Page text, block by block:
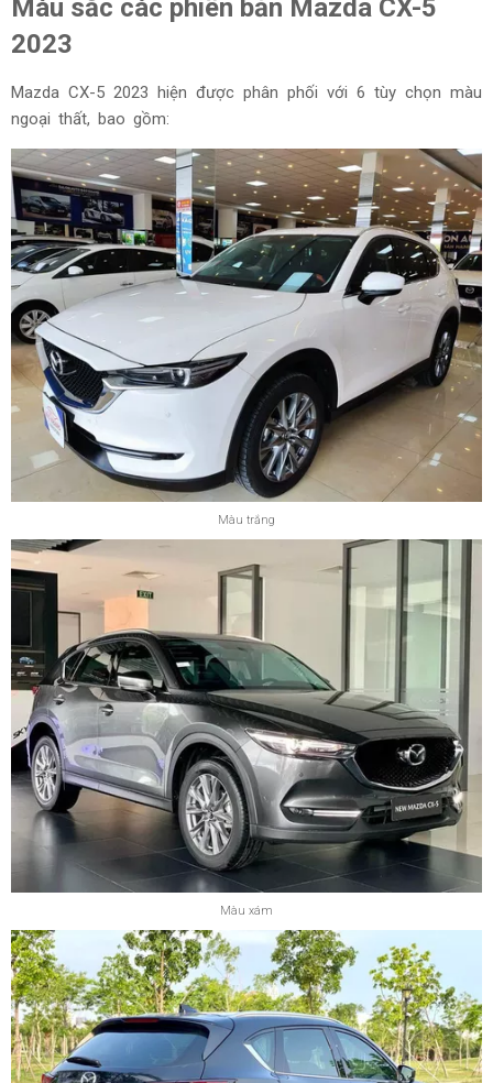
Màu sắc các phiên bản Mazda CX-5
2023
Mazda CX-5 2023 hiện được phân phối với 6 tùy chọn màu
ngoại thất, bao gồm:
Màu trắng
Màu xám